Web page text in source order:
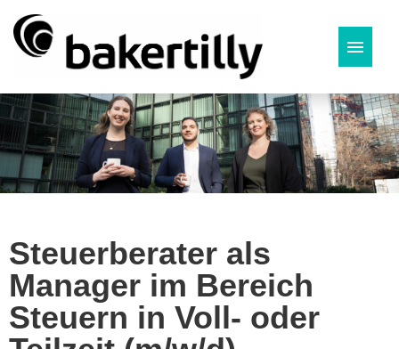
Deutsch
Steuerberater als
Manager im Bereich
Steuern in Voll- oder